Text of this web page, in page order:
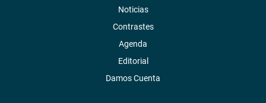
Noticias
Contrastes
Agenda
Editorial
Damos Cuenta